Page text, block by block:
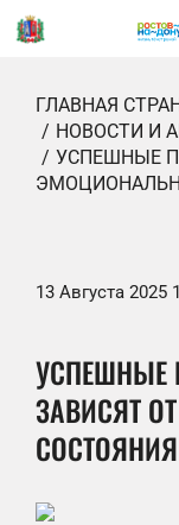
ГЛАВНАЯ
НОВОСТИ И
УСПЕШНЫЕ
13 Августа 2025
УСПЕШНЫЕ
ЗАВИСЯТ